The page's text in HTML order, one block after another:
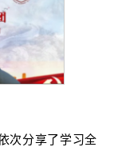
次分享了学习全